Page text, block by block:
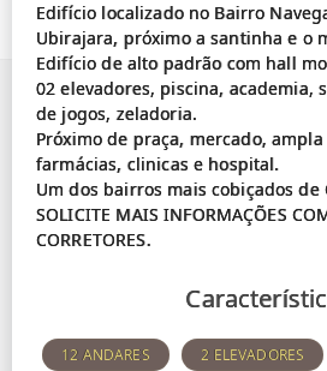
Edifício localizado no Bairro
Ubirajara, próximo a santinha e o
Edifício de alto padrão com hall
02 elevadores, piscina, academia,
de jogos, zeladoria.
Próximo de praça, mercado,
farmácias, clinicas e hospital.
Um dos bairros mais cobiçados de
SOLICITE MAIS INFORMAÇÕES
12 ANDARES 2 ELEVADORES